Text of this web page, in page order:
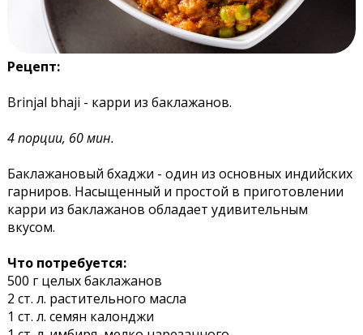
Рецепт:
Brinjal bhaji - карри из баклажанов.
4 порции, 60 мин.
Баклажановый бхаджи - один из основных индийских
гарниров. Насыщенный и простой в приготовлении
карри из баклажанов обладает удивительным
вкусом.
Что потребуется:
500 г целых баклажанов
2 ст. л. растительного масла
1 ст. л. семян калонджи